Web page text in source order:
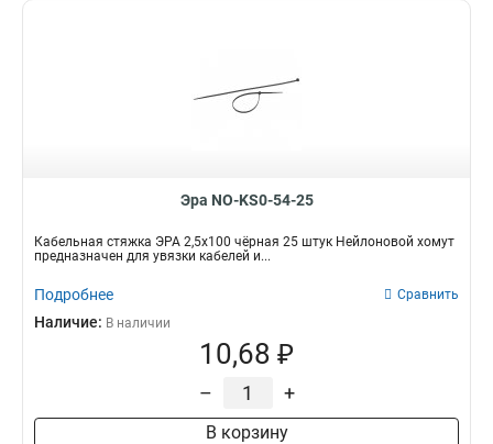
Эра NO-KS0-54-25
Кабельная стяжка ЭРА 2,5х100 чёрная 25 штук Нейлоновой хомут
предназначен для увязки кабелей и...
Подробнее Сравнить
Наличие: В наличии
10,68 ₽
– +
В корзину